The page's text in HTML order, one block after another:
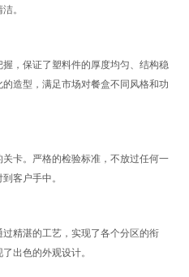
。
，保证了塑料件的厚度均匀、结构稳
造型，满足市场对餐盒不同风格和功
卡。严格的检验标准，不放过任何一
客户手中。
精湛的工艺，实现了各个分区的衔
出色的外观设计。